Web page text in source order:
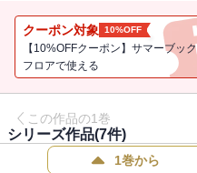
クーポン対象 10%OFF
【10%OFFクーポン】サマーブッ
フロアで使える
この作品の1巻
シリーズ作品(7件)
1巻から